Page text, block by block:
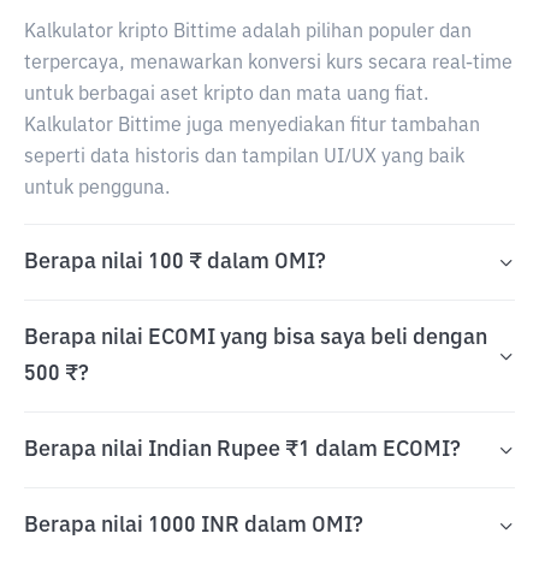
Kalkulator kripto Bittime adalah pilihan populer dan
terpercaya, menawarkan konversi kurs secara real-time
untuk berbagai aset kripto dan mata uang fiat.
Kalkulator Bittime juga menyediakan fitur tambahan
seperti data historis dan tampilan UI/UX yang baik
untuk pengguna.
Berapa nilai 100 ₹ dalam OMI?
Berapa nilai ECOMI yang bisa saya beli dengan
500 ₹?
Berapa nilai Indian Rupee ₹1 dalam ECOMI?
Berapa nilai 1000 INR dalam OMI?